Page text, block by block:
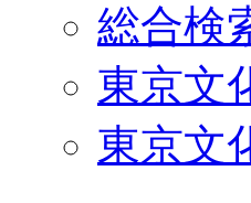
総合検
東京文
東京文